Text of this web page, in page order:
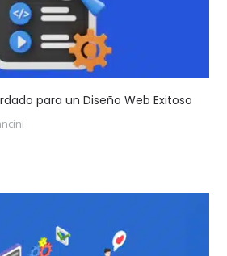
para un Diseño Web Exitoso